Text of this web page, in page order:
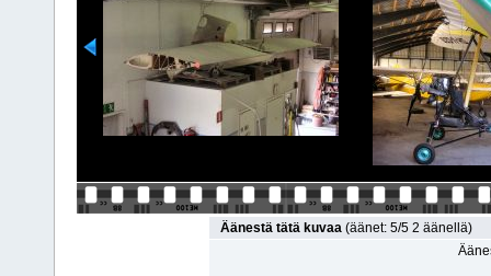
Äänestä tätä kuvaa (äänet: 5/5 2 äänellä)